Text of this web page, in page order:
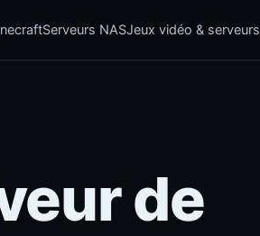
Serveurs NASJeux vidéo & serveurs
de